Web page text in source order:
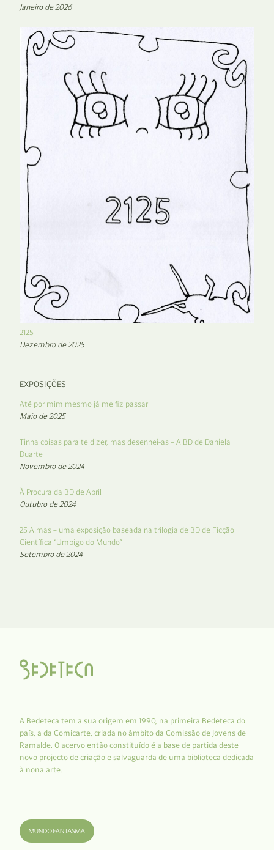
Janeiro de 2026
2125
Dezembro de 2025
EXPOSIÇÕES
Até por mim mesmo já me fiz passar
Maio de 2025
Tinha coisas para te dizer, mas desenhei-as – A BD de Daniela
Duarte
Novembro de 2024
À Procura da BD de Abril
Outubro de 2024
25 Almas – uma exposição baseada na trilogia de BD de Ficção
Científica “Umbigo do Mundo”
Setembro de 2024
A Bedeteca tem a sua origem em 1990, na primeira Bedeteca do
país, a da Comicarte, criada no âmbito da Comissão de Jovens de
Ramalde. O acervo então constituído é a base de partida deste
novo projecto de criação e salvaguarda de uma biblioteca dedicada
à nona arte.